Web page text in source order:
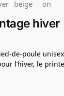
hiver
de-poule
l’hiver, le